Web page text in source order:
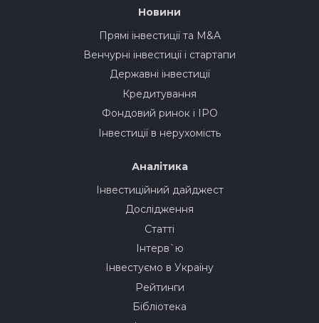
Новини
Прямі інвестиції та M&A
Венчурні інвестиції і стартапи
Державні інвестиції
Кредитування
Фондовий ринок і IPO
Інвестиції в нерухомість
Аналітика
Інвестиційний дайджест
Дослідження
Статті
Інтерв`ю
Інвестуємо в Україну
Рейтинги
Бібліотека